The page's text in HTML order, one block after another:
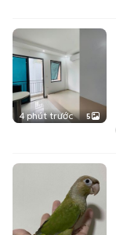
4 phút trước 5